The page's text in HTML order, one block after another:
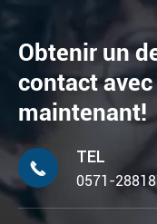
Obtenir un
contact avec
maintenant!

TEL
0571-